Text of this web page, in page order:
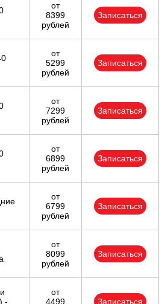
от
8399
рублей
Записаться
от
5299
рублей
Записаться
от
7299
рублей
Записаться
от
6899
рублей
Записаться
от
6799
рублей
Записаться
от
8099
рублей
Записаться
-
от
4499
Записаться